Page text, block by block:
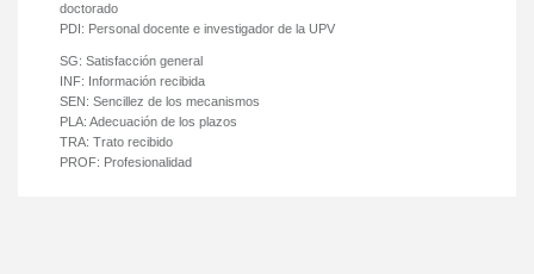
doctorado
PDI: Personal docente e investigador de la UPV
SG: Satisfacción general
INF: Información recibida
SEN: Sencillez de los mecanismos
PLA: Adecuación de los plazos
TRA: Trato recibido
PROF: Profesionalidad